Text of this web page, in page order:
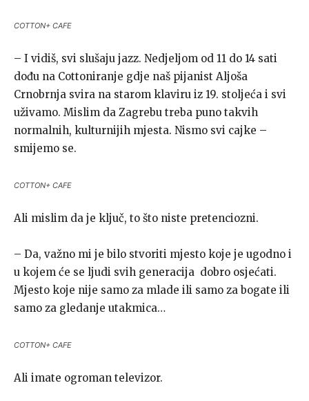
COTTON+ CAFE
– I vidiš, svi slušaju jazz. Nedjeljom od 11 do 14 sati
dođu na Cottoniranje gdje naš pijanist Aljoša
Crnobrnja svira na starom klaviru iz 19. stoljeća i svi
uživamo. Mislim da Zagrebu treba puno takvih
normalnih, kulturnijih mjesta. Nismo svi cajke –
smijemo se.
COTTON+ CAFE
Ali mislim da je ključ, to što niste pretenciozni.
– Da, važno mi je bilo stvoriti mjesto koje je ugodno i
u kojem će se ljudi svih generacija dobro osjećati.
Mjesto koje nije samo za mlade ili samo za bogate ili
samo za gledanje utakmica…
COTTON+ CAFE
Ali imate ogroman televizor.